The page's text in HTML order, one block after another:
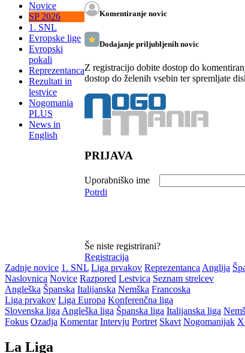
Novice
SP 2026
1. SNL
Evropske lige
Evropski
pokali
Reprezentanca
Rezultati in
lestvice
Nogomania
PLUS
News in
English
Komentiranje novic
Dodajanje priljubljenih novic
Z registracijo dobite dostop do
dostop do želenih vsebin ter spremljate
PRIJAVA
Uporabniško ime
Potrdi
Še niste registrirani?
Registracija
Zadnje novice 1. SNL Liga prvakov Reprezentanca Anglija
Naslovnica Novice Razpored Lestvica Seznam strelcev
Angleška Španska Italijanska Nemška Francoska
Liga prvakov Liga Europa Konferenčna liga
Slovenska liga Angleška liga Španska liga Italijanska liga
Fokus Ozadja Komentar Intervju Portret Skavt Nogomanijak
La Liga